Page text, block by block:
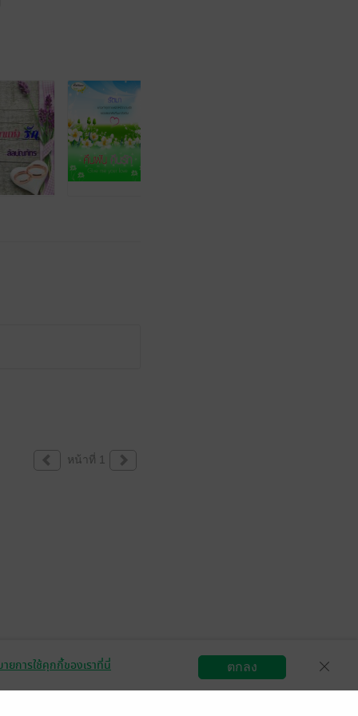
หน้าที่ 1
สมัครขายอีบุ๊ก วิธีการใช้งาน
ายการใช้คุกกี้ของเราที่นี่ ตกลง